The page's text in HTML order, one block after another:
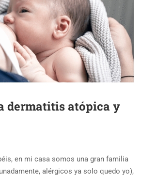
dermatitis atópica y
en mi casa somos una gran familia
alérgicos ya solo quedo yo),